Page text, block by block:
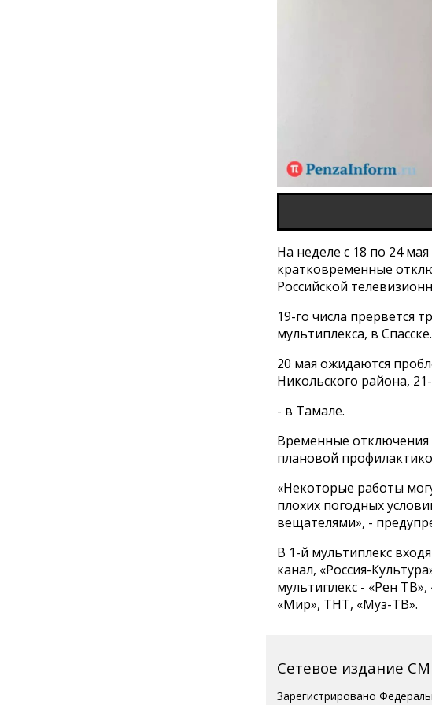
На неделе с 18 по 24
кратковременные
Российской
19-го числа прервется
мультиплекса, в Спасске.
20 мая ожидаются
Никольского района,
- в Тамале.
Временные отключения
плановой
«Некоторые работы
плохих погодных
вещателями», -
В 1-й мультиплекс
канал, «Россия-
мультиплекс - «Рен
«Мир», ТНТ, «Муз-ТВ».
Сетевое издание
Зарегистрировано